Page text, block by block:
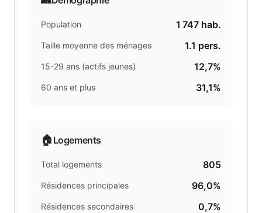
Population 1 747 hab.
Taille moyenne des ménages 1.1 pers.
15-29 ans (actifs jeunes) 12,7%
60 ans et plus 31,1%
🏠 Logements
Total logements 805
Résidences principales 96,0%
Résidences secondaires 0,7%